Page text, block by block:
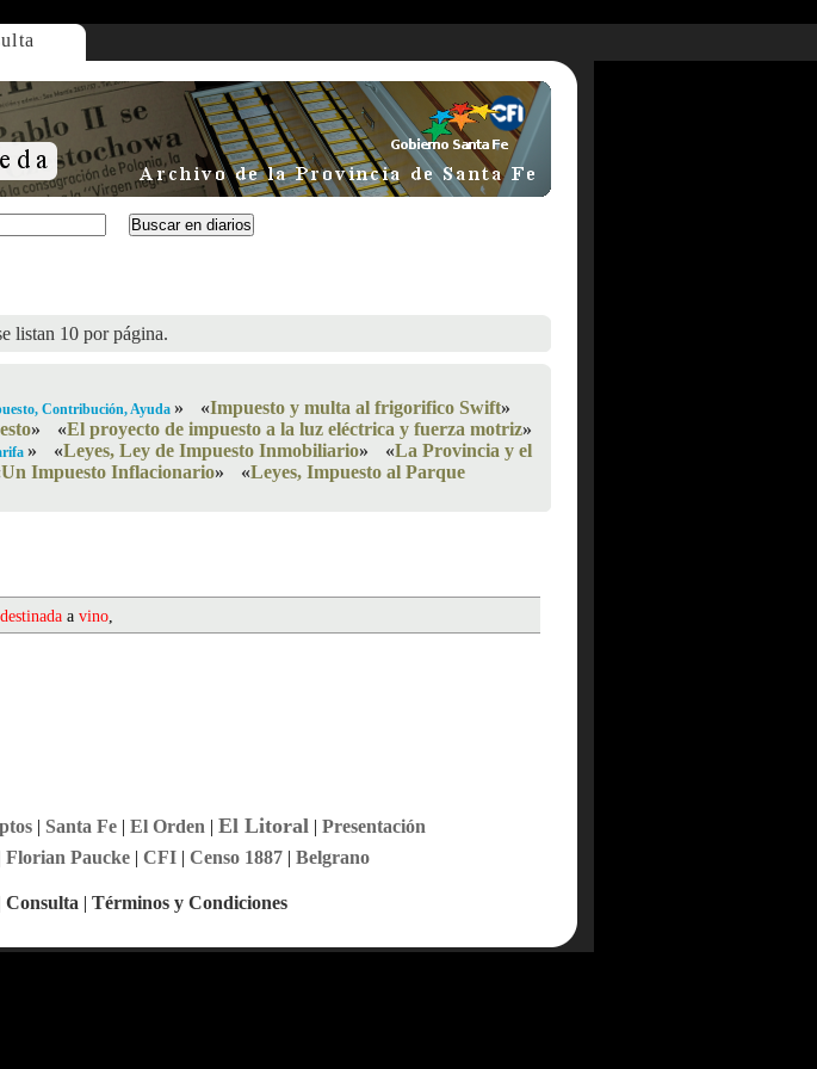
listan 10 por página.
Contribución, Ayuda » «Impuesto y multa al frigorifico Swift»
» «El proyecto de impuesto a la luz eléctrica y fuerza motriz»
» «Leyes, Ley de Impuesto Inmobiliario» «La Provincia y el
Un Impuesto Inflacionario» «Leyes, Impuesto al Parque
destinada a vino,
| Santa Fe| El Orden | El Litoral | Presentación
Florian Paucke| CFI| Censo 1887| Belgrano
Consulta | Términos y Condiciones